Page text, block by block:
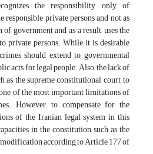
the responsibility only of
responsible private persons and not as
government and, as a result, uses the
private persons. While it is desirable
should extend to governmental
acts for legal people. Also, the lack of
as the supreme constitutional court, to
of the most important limitations of
However, to compensate for the
of the Iranian legal system in this
in the constitution, such as the
according to Article 177 of